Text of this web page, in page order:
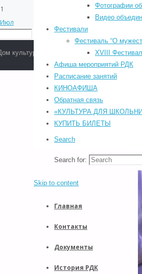
Фотографии
Видео
Фестивали
Фестиваль “О
XVIII
Афиша мероприятий РДК
Расписание занятий
КИНОАФИША
Обратная связь
«КУЛЬТУРА ДЛЯ
КУПИТЬ БИЛЕТЫ
Search
Search for:
Skip to content
Главная
Контакты
Документы
История РДК
Search
культуры. Все права защищены.